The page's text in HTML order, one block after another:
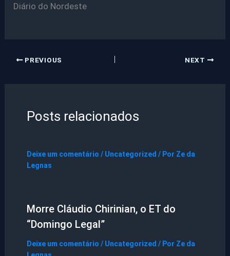
Diário do Nordeste
PREVIOUS NEXT
Posts relacionados
Deixe um comentário / Uncategorized / Por Ze da
Legnas
Morre Cláudio Chirinian, o ET do
“Domingo Legal”
Deixe um comentário / Uncategorized / Por Ze da